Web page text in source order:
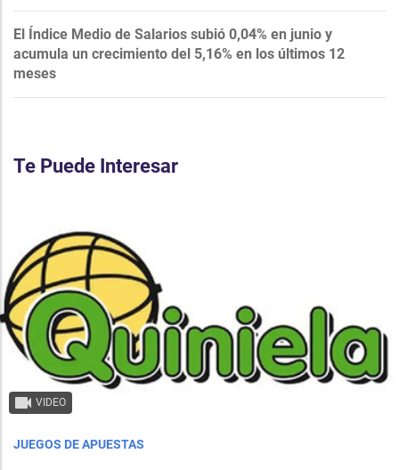
El Índice Medio de Salarios subió 0,04% en junio y
acumula un crecimiento del 5,16% en los últimos 12
meses
Te Puede Interesar
VIDEO
JUEGOS DE APUESTAS